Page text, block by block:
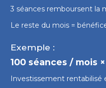
3 séances remboursent la
Le reste du mois =
Exemple :
100 séances / mois
Investissement rentabilisé